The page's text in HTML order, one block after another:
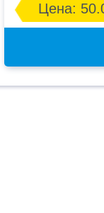
Цена: